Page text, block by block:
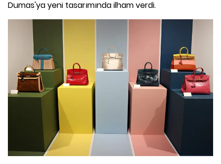
Dumas'ya yeni tasarımında ilham verdi.